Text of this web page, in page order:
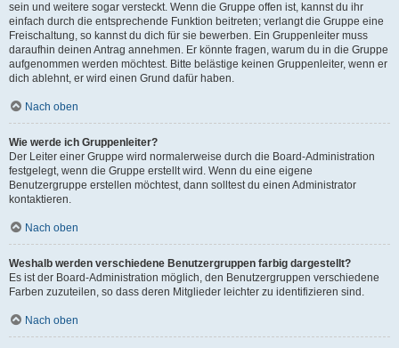
sein und weitere sogar versteckt. Wenn die Gruppe offen ist, kannst du ihr
einfach durch die entsprechende Funktion beitreten; verlangt die Gruppe eine
Freischaltung, so kannst du dich für sie bewerben. Ein Gruppenleiter muss
daraufhin deinen Antrag annehmen. Er könnte fragen, warum du in die Gruppe
aufgenommen werden möchtest. Bitte belästige keinen Gruppenleiter, wenn er
dich ablehnt, er wird einen Grund dafür haben.
Nach oben
Wie werde ich Gruppenleiter?
Der Leiter einer Gruppe wird normalerweise durch die Board-Administration
festgelegt, wenn die Gruppe erstellt wird. Wenn du eine eigene
Benutzergruppe erstellen möchtest, dann solltest du einen Administrator
kontaktieren.
Nach oben
Weshalb werden verschiedene Benutzergruppen farbig dargestellt?
Es ist der Board-Administration möglich, den Benutzergruppen verschiedene
Farben zuzuteilen, so dass deren Mitglieder leichter zu identifizieren sind.
Nach oben